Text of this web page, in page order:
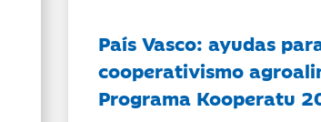
País Vasco: ayudas
cooperativismo
Programa Kooperatu